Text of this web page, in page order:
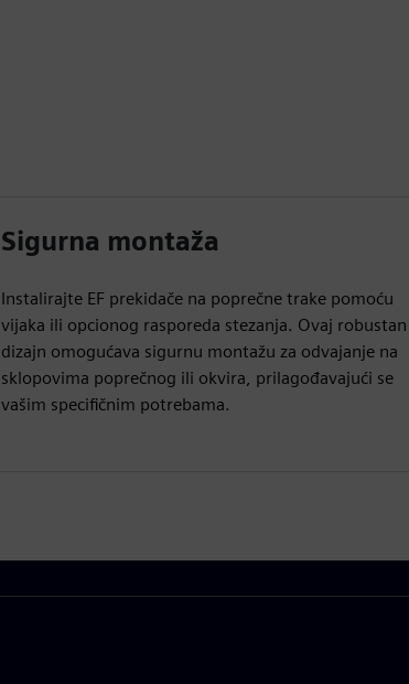
Sigurna montaža
Instalirajte EF prekidače na poprečne trake pomoću
vijaka ili opcionog rasporeda stezanja. Ovaj robustan
dizajn omogućava sigurnu montažu za odvajanje na
sklopovima poprečnog ili okvira, prilagođavajući se
vašim specifičnim potrebama.